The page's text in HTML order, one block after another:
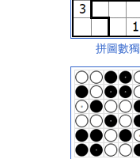
拼圖數獨